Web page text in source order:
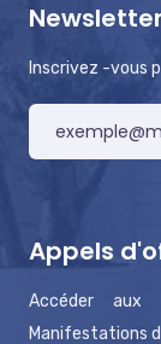
Inscrivez -vous
Appels
Accéder aux
Manifestations